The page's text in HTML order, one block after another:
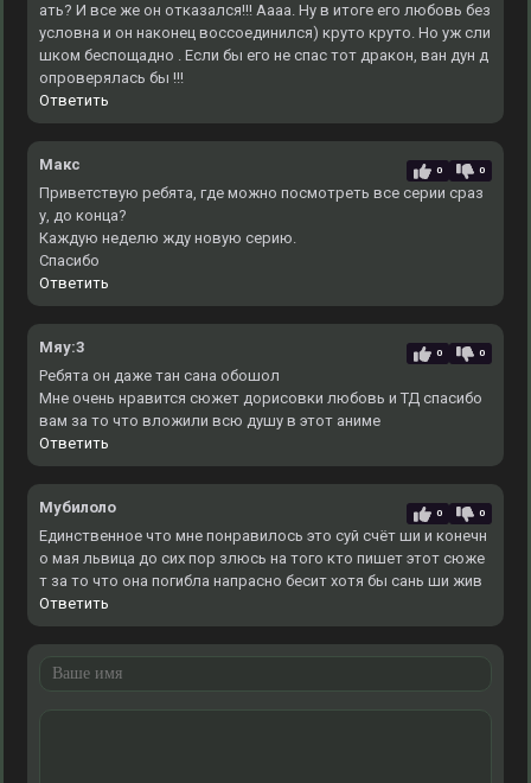
ать? И все же он отказался!!! Аааа. Ну в итоге его любовь без
условна и он наконец воссоединился) круто круто. Но уж сли
шком беспощадно . Если бы его не спас тот дракон, ван дун д
опроверялась бы !!!
Ответить
Макс 0 0
Приветствую ребята, где можно посмотреть все серии сраз
у, до конца?
Каждую неделю жду новую серию.
Спасибо
Ответить
Мяу:3 0 0
Ребята он даже тан сана обошол
Мне очень нравится сюжет дорисовки любовь и ТД спасибо
вам за то что вложили всю душу в этот аниме
Ответить
Мубилоло 0 0
Единственное что мне понравилось это суй счёт ши и конечн
о мая львица до сих пор злюсь на того кто пишет этот сюже
т за то что она погибла напрасно бесит хотя бы сань ши жив
Ответить